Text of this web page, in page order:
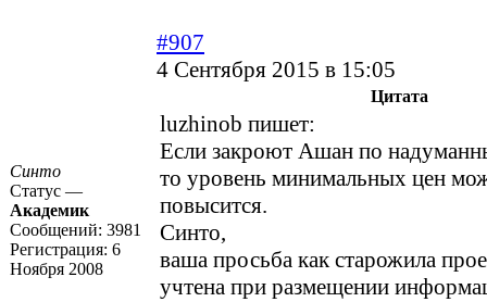
Синто
Статус —
Академик
Сообщений: 3981
Регистрация: 6
Ноября 2008
#907
4 Сентября 2015 в 15:05
Цитата
luzhinob пишет:
Если закроют Ашан по
то уровень минимальных цен
повысится.
Синто,
ваша просьба как старожила
учтена при размещении